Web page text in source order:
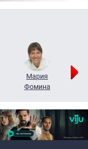
Мария
Фомина